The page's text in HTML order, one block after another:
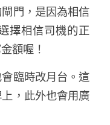
門，是因為相信
擇相信司機的正
額喔！
臨時改月台。這
，此外也會用廣